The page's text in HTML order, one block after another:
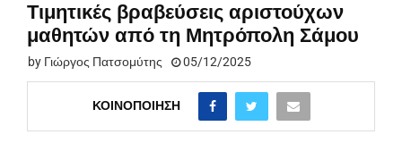
Τιμητικές βραβεύσεις αριστούχων
μαθητών από τη Μητρόπολη Σάμου
by Γιώργος Πατσομύτης 05/12/2025
ΚΟΙΝΟΠΟΊΗΣΗ